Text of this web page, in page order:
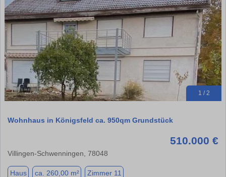
1 / 2
Wohnhaus in Königsfeld ca. 950qm Grundstück
510.000 €
Villingen-Schwenningen, 78048
Haus ca. 260,00 m² Zimmer 11